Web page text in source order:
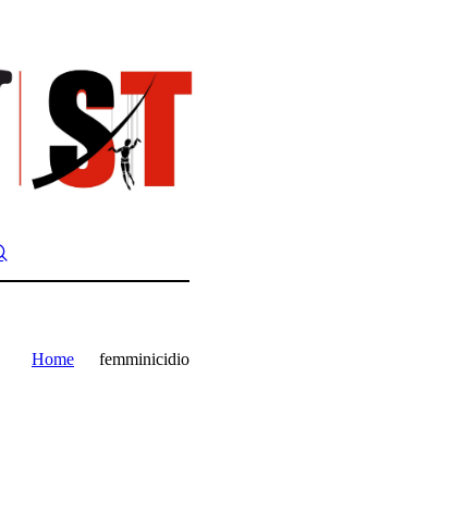
Home femminicidio